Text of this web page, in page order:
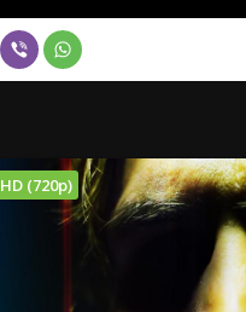
HD (720p)